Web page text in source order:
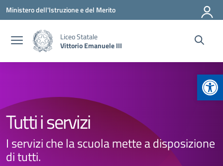
Vai ai contenuti
Vai al menu di navigazione
Vai al footer
Ministero dell'Istruzione e del Merito
Liceo Statale
Vittorio Emanuele III
Tutti i servizi
I servizi che la scuola mette a disposizione
di tutti.